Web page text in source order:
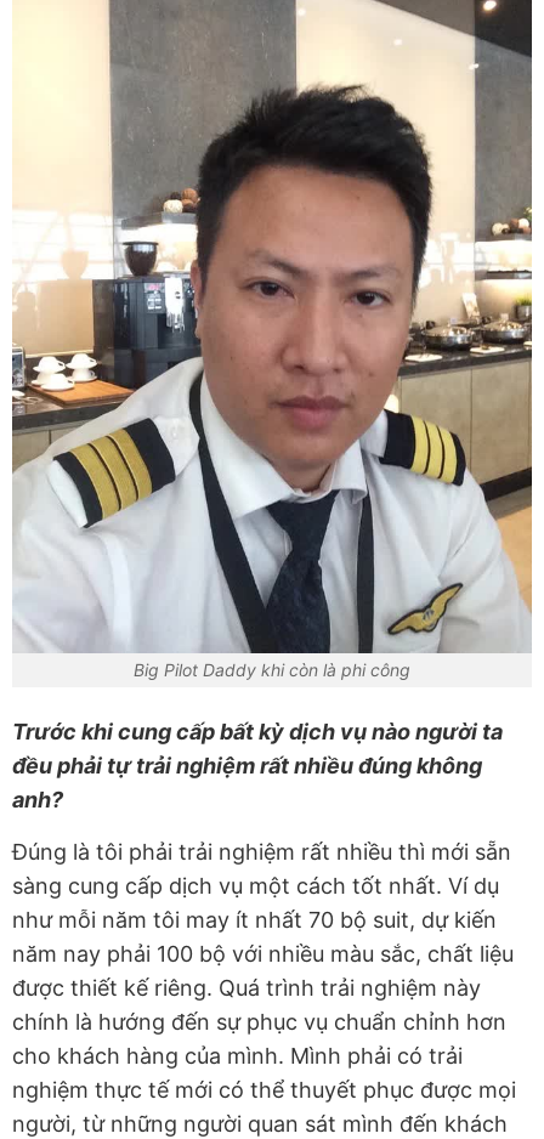
Big Pilot Daddy khi còn là phi công
Trước khi cung cấp bất kỳ dịch vụ nào người ta
đều phải tự trải nghiệm rất nhiều đúng không
anh?
Đúng là tôi phải trải nghiệm rất nhiều thì mới sẵn
sàng cung cấp dịch vụ một cách tốt nhất. Ví dụ
như mỗi năm tôi may ít nhất 70 bộ suit, dự kiến
năm nay phải 100 bộ với nhiều màu sắc, chất liệu
được thiết kế riêng. Quá trình trải nghiệm này
chính là hướng đến sự phục vụ chuẩn chỉnh hơn
cho khách hàng của mình. Mình phải có trải
nghiệm thực tế mới có thể thuyết phục được mọi
người, từ những người quan sát mình đến khách